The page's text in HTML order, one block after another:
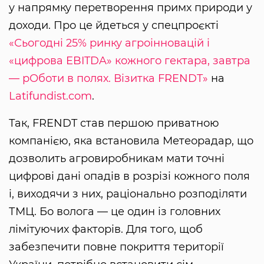
у напрямку перетворення примх природи у
доходи. Про це йдеться у спецпроєкті
«Сьогодні 25% ринку агроінновацій і
«цифрова EBITDA» кожного гектара, завтра
— рОботи в полях. Візитка FRENDT» на
Latifundist.com.
Так, FRENDT став першою приватною
компанією, яка встановила Метеорадар, що
дозволить агровиробникам мати точні
цифрові дані опадів в розрізі кожного поля
і, виходячи з них, раціонально розподіляти
ТМЦ. Бо волога — це один із головних
лімітуючих факторів. Для того, щоб
забезпечити повне покриття території